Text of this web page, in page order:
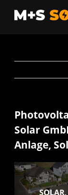
Zum
Inhalt
Solar
Anlage,